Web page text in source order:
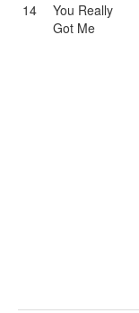
14
You Really
Got Me